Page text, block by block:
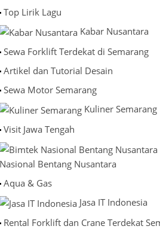
Top Lirik Lagu
Kabar Nusantara
Sewa Forklift Terdekat di Semarang
Artikel dan Tutorial Desain
Sewa Motor Semarang
Kuliner Semarang
Visit Jawa Tengah
Nasional Bentang Nusantara
Aqua & Gas
Jasa IT Indonesia
Rental Forklift dan Crane Terdekat